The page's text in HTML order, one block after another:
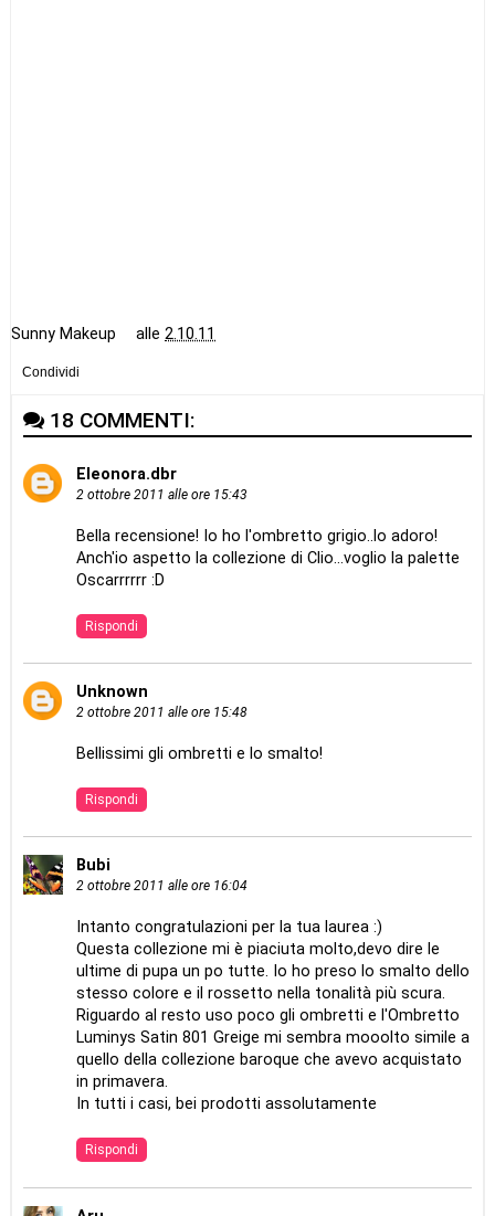
Sunny Makeup alle2.10.11
Condividi
18 COMMENTI:
Eleonora.dbr
2 ottobre 2011 alle ore 15:43
Bella recensione! Io ho l'ombretto grigio..lo adoro!
Anch'io aspetto la collezione di Clio...voglio la palette
Oscarrrrrr :D
Rispondi
Unknown
2 ottobre 2011 alle ore 15:48
Bellissimi gli ombretti e lo smalto!
Rispondi
Bubi
2 ottobre 2011 alle ore 16:04
Intanto congratulazioni per la tua laurea :)
Questa collezione mi è piaciuta molto,devo dire le
ultime di pupa un po tutte. Io ho preso lo smalto dello
stesso colore e il rossetto nella tonalità più scura.
Riguardo al resto uso poco gli ombretti e l'Ombretto
Luminys Satin 801 Greige mi sembra mooolto simile a
quello della collezione baroque che avevo acquistato
in primavera.
In tutti i casi, bei prodotti assolutamente
Rispondi